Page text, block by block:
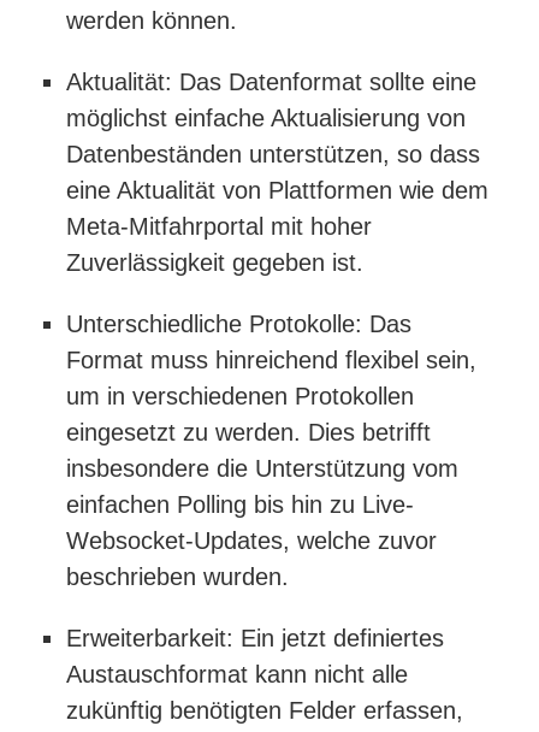
werden können.
Aktualität: Das Datenformat sollte eine
möglichst einfache Aktualisierung von
Datenbeständen unterstützen, so dass
eine Aktualität von Plattformen wie dem
Meta-Mitfahrportal mit hoher
Zuverlässigkeit gegeben ist.
Unterschiedliche Protokolle: Das
Format muss hinreichend flexibel sein,
um in verschiedenen Protokollen
eingesetzt zu werden. Dies betrifft
insbesondere die Unterstützung vom
einfachen Polling bis hin zu Live-
Websocket-Updates, welche zuvor
beschrieben wurden.
Erweiterbarkeit: Ein jetzt definiertes
Austauschformat kann nicht alle
zukünftig benötigten Felder erfassen,